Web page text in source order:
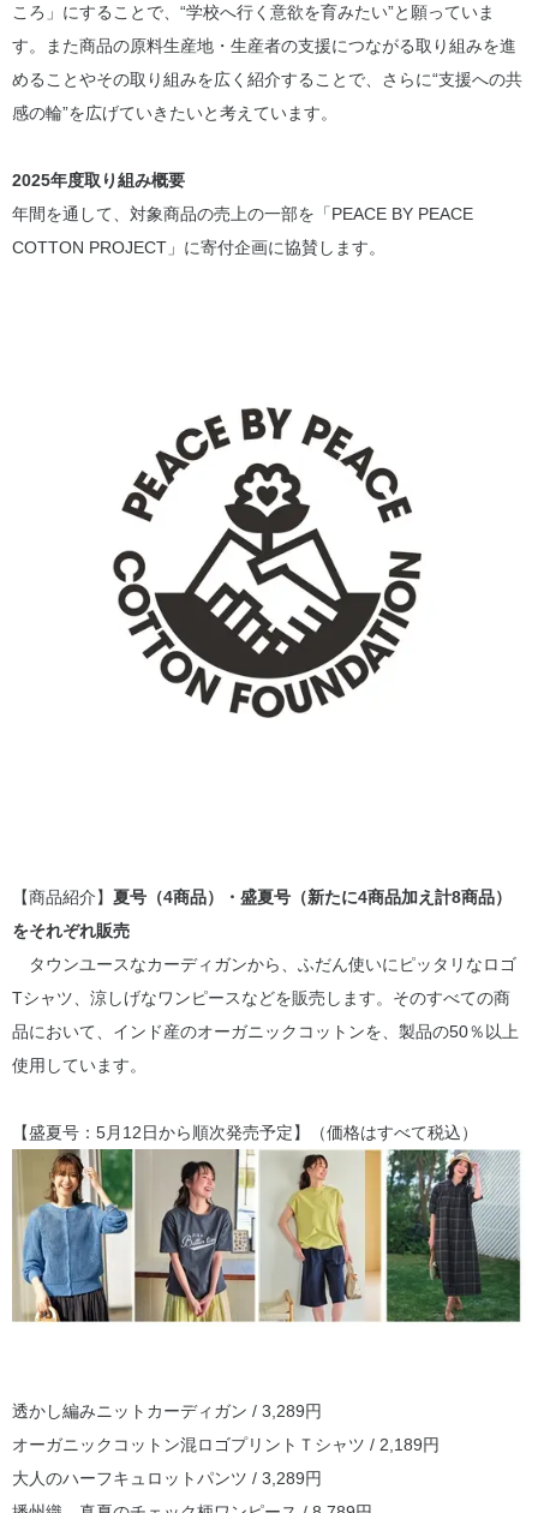
ころ」にすることで、“学校へ行く意欲を育みたい”と願っていま
す。また商品の原料生産地・生産者の支援につながる取り組みを進
めることやその取り組みを広く紹介することで、さらに“支援への共
感の輪”を広げていきたいと考えています。
2025年度取り組み概要
年間を通して、対象商品の売上の一部を「PEACE BY PEACE
COTTON PROJECT」に寄付企画に協賛します。
【商品紹介】 夏号（4商品）・盛夏号（新たに4商品加え計8商品）
をそれぞれ販売
タウンユースなカーディガンから、ふだん使いにピッタリなロゴ
Tシャツ、涼しげなワンピースなどを販売します。そのすべての商
品において、インド産のオーガニックコットンを、製品の50％以上
使用しています。
【盛夏号：5月12日から順次発売予定】（価格はすべて税込）
透かし編みニットカーディガン / 3,289円
オーガニックコットン混ロゴプリントＴシャツ / 2,189円
大人のハーフキュロットパンツ / 3,289円